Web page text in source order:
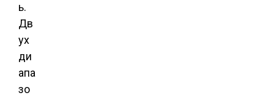
ь.
Дв
ух
ди
апа
зо